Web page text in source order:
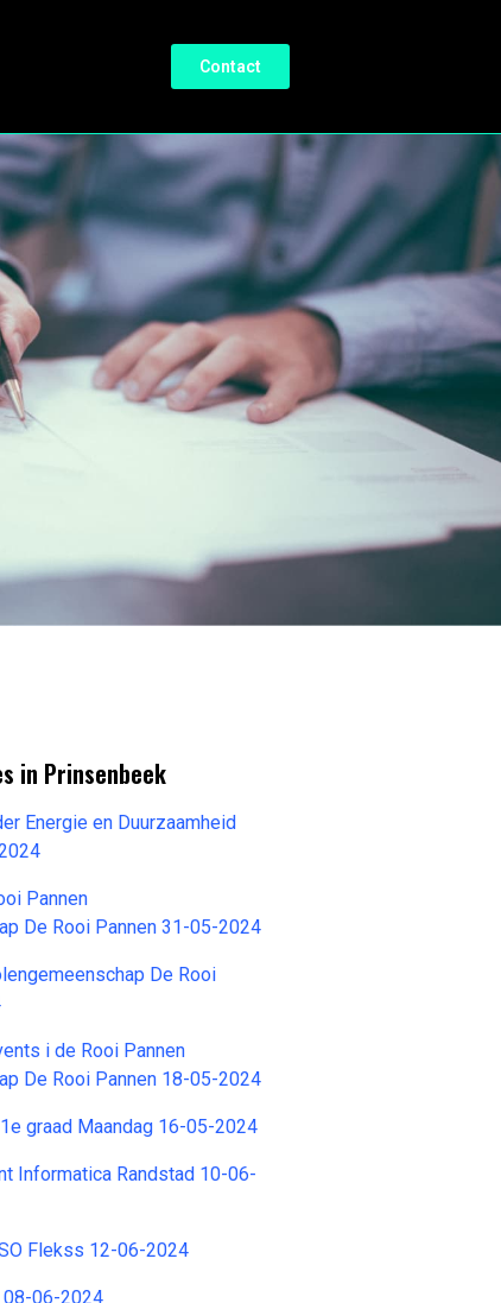
Contact
in Prinsenbeek
Energie en Duurzaamheid
Pannen
De Rooi Pannen 31-05-2024
De Rooi
i de Rooi Pannen
De Rooi Pannen 18-05-2024
graad Maandag 16-05-2024
Informatica Randstad 10-06-
Flekss 12-06-2024
08-06-2024